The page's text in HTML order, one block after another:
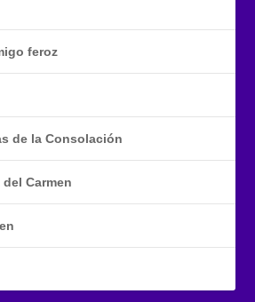
feroz
de la Consolación
Carmen